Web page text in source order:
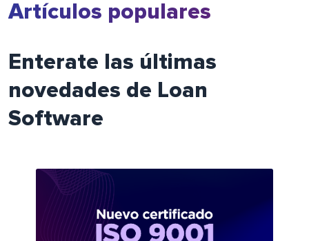
Artículos populares
Enterate las últimas
novedades de Loan
Software